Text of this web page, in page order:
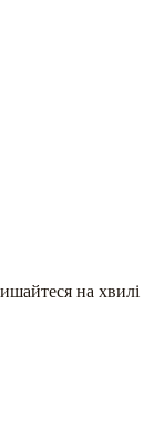
на хвилі